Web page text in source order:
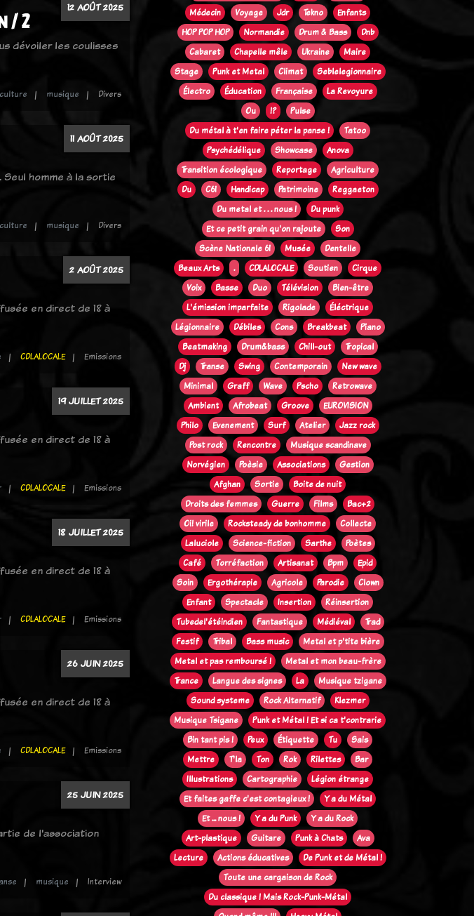
12 AOÛT 2025
/ 2
dévoiler les coulisses
culture musique Divers
11 AOÛT 2025
homme à la sortie
culture musique Divers
2 AOÛT 2025
en direct de 18 à
CDLALOCALE Emissions
19 JUILLET 2025
en direct de 18 à
CDLALOCALE Emissions
18 JUILLET 2025
en direct de 18 à
CDLALOCALE Emissions
26 JUIN 2025
en direct de 18 à
CDLALOCALE Emissions
25 JUIN 2025
de l'association
musique Interview
Médecin
Voyage Jdr Tekno
Enfants
HOP POP HOP
Normandie Drum & Bass
Dnb
Cabaret
Chapelle mêle Ukraine
Maire
Stage
Punk et Metal Climat
Seblelegionnaire
Électro
Éducation Française
La Revoyure
Ou
!?
Pulse
Du métal à t'en faire péter la panse !
Tatoo
Psychédélique
Showcase
Anova
Transition écologique
Reportage
Agriculture
Du
C61 Handicap Patrimoine
Reggaeton
Du metal et . . . nous !
Du punk
Et ce petit grain qu'on rajoute
Son
Scène Nationale 61
Musée
Dentelle
Beaux Arts
. CDLALOCALE Soutien
Cirque
Voix
Basse Duo Télévision
Bien-être
L'émission imparfaite
Rigolade
Éléctrique
Légionnaire
Débiles Cons Breakbeat
Piano
Beatmaking
Drum&bass Chill-out
Tropical
Dj
Transe Swing Contemporain
New wave
Minimal
Graff Wave Pscho
Retrowave
Ambient
Afrobeat Groove
EUROVISION
Philo
Evenement Surf Atelier
Jazz rock
Post rock
Rencontre
Musique scandinave
Norvégien
Poèsie Associations
Gestion
Afghan
Sortie
Boite de nuit
Droits des femmes
Guerre Films
Bac+2
Oi! virile
Rocksteady de bonhomme
Collecte
Laluciole
Science-fiction Sarthe
Poètes
Café
Torréfaction Artisanat Bpm
Epid
Soin
Ergothérapie Agricole Parodie
Clown
Enfant
Spectacle Insertion
Réinsertion
Tubedel'étéindien
Fantastique Médiéval
Trad
Festif
Tribal Bass music
Metal et p'tite bière
Metal et pas remboursé !
Metal et mon beau-frère
Trance
Langue des signes La
Musique tzigane
Sound systeme
Rock Alternatif
Klezmer
Musique Tsigane
Punk et Métal ! Et si ca t'contrarie
Bin tant pis !
Peux Étiquette Tu
Sais
Mettre
T'la Ton Rok Rilettes
Bar
Illustrations
Cartographie
Légion étrange
Et faites gaffe c'est contagieux !
Y a du Métal
Et ... nous !
Y a du Punk
Y a du Rock
Art-plastique
Guitare Punk à Chats
Ava
Lecture
Actions éducatives
De Punk et de Métal !
Toute une cargaison de Rock
Du classique ! Mais Rock-Punk-Métal